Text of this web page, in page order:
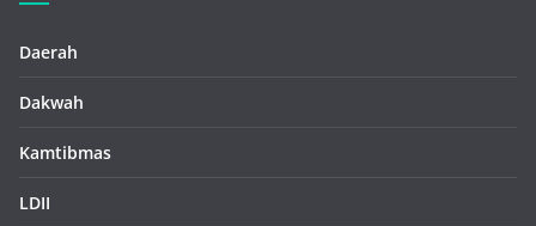
Daerah
Dakwah
Kamtibmas
LDII